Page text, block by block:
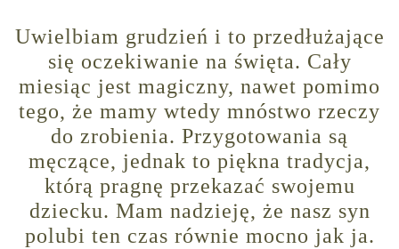
Uwielbiam grudzień i to przedłużające
się oczekiwanie na święta. Cały
miesiąc jest magiczny, nawet pomimo
tego, że mamy wtedy mnóstwo rzeczy
do zrobienia. Przygotowania są
męczące, jednak to piękna tradycja,
którą pragnę przekazać swojemu
dziecku. Mam nadzieję, że nasz syn
polubi ten czas równie mocno jak ja.